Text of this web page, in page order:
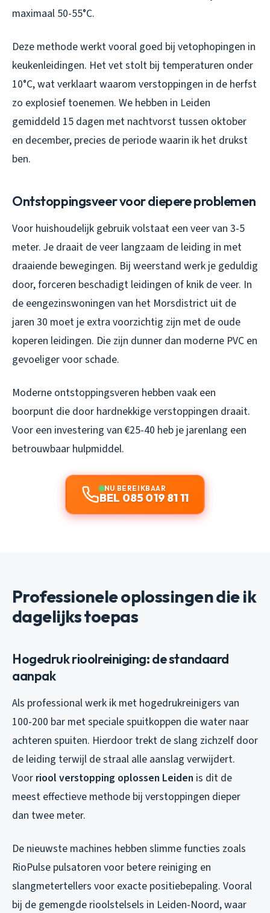
maximaal 50-55°C.
Deze methode werkt vooral goed bij vetophopingen in
keukenleidingen. Het vet stolt bij temperaturen onder
10°C, wat verklaart waarom verstoppingen in de herfst
zo explosief toenemen. We hebben in Leiden
gemiddeld 15 dagen met nachtvorst tussen oktober
en december, precies de periode waarin ik het drukst
ben.
Ontstoppingsveer voor diepere problemen
Voor huishoudelijk gebruik volstaat een veer van 3-5
meter. Je draait de veer langzaam de leiding in met
draaiende bewegingen. Bij weerstand werk je geduldig
door, forceren beschadigt leidingen of knik de veer. In
de eengezinswoningen van het Morsdistrict uit de
jaren 30 moet je extra voorzichtig zijn met de oude
koperen leidingen. Die zijn dunner dan moderne PVC en
gevoeliger voor schade.
Moderne ontstoppingsveren hebben vaak een
boorpunt die door hardnekkige verstoppingen draait.
Voor een investering van €25-40 heb je jarenlang een
betrouwbaar hulpmiddel.
NU BEREIKBAAR
BEL 085 019 81 11
Professionele oplossingen die ik
dagelijks toepas
Hogedruk rioolreiniging: de standaard
aanpak
Als professional werk ik met hogedrukreinigers van
100-200 bar met speciale spuitkoppen die water naar
achteren spuiten. Hierdoor trekt de slang zichzelf door
de leiding terwijl de straal alle aanslag verwijdert.
Voor riool verstopping oplossen Leiden is dit de
meest effectieve methode bij verstoppingen dieper
dan twee meter.
De nieuwste machines hebben slimme functies zoals
RioPulse pulsatoren voor betere reiniging en
slangmetertellers voor exacte positiebepaling. Vooral
bij de gemengde rioolstelsels in Leiden-Noord, waar